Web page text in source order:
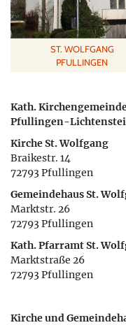
ST. WOLFGANG
PFULLINGEN
Kath.
Pfullingen-
Kirche St. Wolfgang
Braikestr. 14
72793 Pfullingen
Gemeindehaus St.
Marktstr. 26
72793 Pfullingen
Kath. Pfarramt St.
Marktstraße 26
72793 Pfullingen
Kirche und